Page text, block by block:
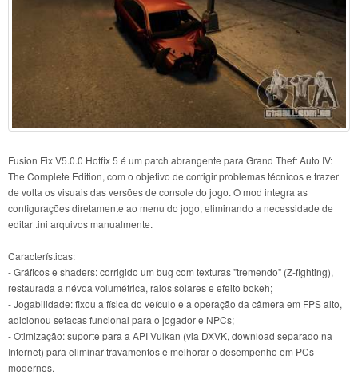
Fusion Fix V5.0.0 Hotfix 5 é um patch abrangente para Grand Theft Auto IV:
The Complete Edition, com o objetivo de corrigir problemas técnicos e trazer
de volta os visuais das versões de console do jogo. O mod integra as
configurações diretamente ao menu do jogo, eliminando a necessidade de
editar .ini arquivos manualmente.
Características:
- Gráficos e shaders: corrigido um bug com texturas "tremendo" (Z-fighting),
restaurada a névoa volumétrica, raios solares e efeito bokeh;
- Jogabilidade: fixou a física do veículo e a operação da câmera em FPS alto,
adicionou setacas funcional para o jogador e NPCs;
- Otimização: suporte para a API Vulkan (via DXVK, download separado na
Internet) para eliminar travamentos e melhorar o desempenho em PCs
modernos.